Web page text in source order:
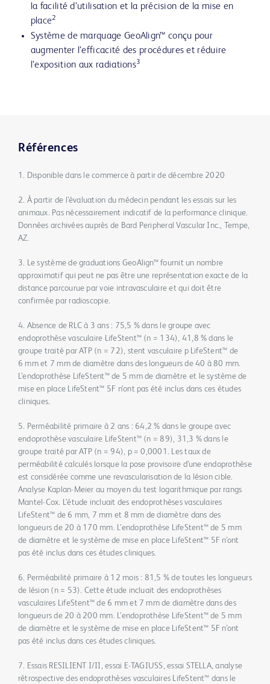
la facilité d’utilisation et la précision de la mise en
place2
Système de marquage GeoAlign™ conçu pour
augmenter l’efficacité des procédures et réduire
l’exposition aux radiations3
Références
1. Disponible dans le commerce à partir de décembre 2020
2. À partir de l’évaluation du médecin pendant les essais sur les
animaux. Pas nécessairement indicatif de la performance clinique.
Données archivées auprès de Bard Peripheral Vascular Inc., Tempe,
AZ.
3. Le système de graduations GeoAlign™ fournit un nombre
approximatif qui peut ne pas être une représentation exacte de la
distance parcourue par voie intravasculaire et qui doit être
confirmée par radioscopie.
4. Absence de RLC à 3 ans : 75,5 % dans le groupe avec
endoprothèse vasculaire LifeStent™ (n = 134), 41,8 % dans le
groupe traité par ATP (n = 72), stent vasculaire p LifeStent™ de
6 mm et 7 mm de diamètre dans des longueurs de 40 à 80 mm.
L’endoprothèse LifeStent™ de 5 mm de diamètre et le système de
mise en place LifeStent™ 5F n’ont pas été inclus dans ces études
cliniques.
5. Perméabilité primaire à 2 ans : 64,2 % dans le groupe avec
endoprothèse vasculaire LifeStent™ (n = 89), 31,3 % dans le
groupe traité par ATP (n = 94), p = 0,0001. Les taux de
perméabilité calculés lorsque la pose provisoire d’une endoprothèse
est considérée comme une revascularisation de la lésion cible.
Analyse Kaplan-Meier au moyen du test logarithmique par rangs
Mantel-Cox. L’étude incluait des endoprothèses vasculaires
LifeStent™ de 6 mm, 7 mm et 8 mm de diamètre dans des
longueurs de 20 à 170 mm. L’endoprothèse LifeStent™ de 5 mm
de diamètre et le système de mise en place LifeStent™ 5F n’ont
pas été inclus dans ces études cliniques.
6. Perméabilité primaire à 12 mois : 81,5 % de toutes les longueurs
de lésion (n = 53). Cette étude incluait des endoprothèses
vasculaires LifeStent™ de 6 mm et 7 mm de diamètre dans des
longueurs de 20 à 200 mm. L’endoprothèse LifeStent™ de 5 mm
de diamètre et le système de mise en place LifeStent™ 5F n’ont
pas été inclus dans ces études cliniques.
7. Essais RESILIENT I/II, essai E-TAGIUSS, essai STELLA, analyse
rétrospective des endoprothèses vasculaires LifeStent™ dans le